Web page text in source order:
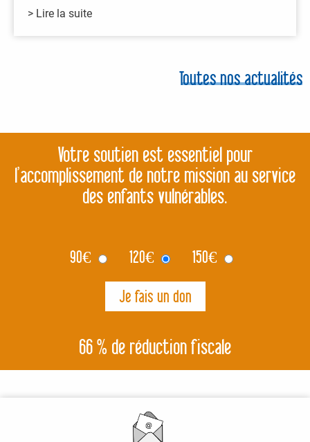
> Lire la suite
Toutes nos actualités
Votre soutien est essentiel pour
l’accomplissement de notre mission au service
des enfants vulnérables.
90€ 120€ 150€
66 % de réduction fiscale